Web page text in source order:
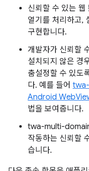
신뢰할 수 있는 웹
열기를 처리하고,
구현합니다.
개발자가 신뢰할
설치되지 않은 경
춤설정할 수 있도
다. 예를 들어
Android
법을 보여줍니다.
twa-multi-
작동하는 신뢰할
습니다.